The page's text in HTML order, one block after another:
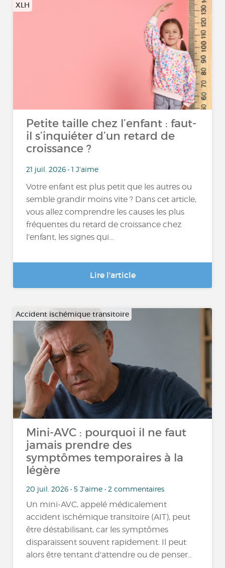
XLH
Petite taille chez l’enfant : faut-
il s’inquiéter d’un retard de
croissance ?
21 juil. 2026 • 1 J'aime
Votre enfant est plus petit que les autres ou
semble grandir moins vite ? Dans cet article,
vous allez comprendre les causes les plus
fréquentes du retard de croissance chez
l’enfant, les signes qui...
Lire l'article
Accident ischémique transitoire
Mini-AVC : pourquoi il ne faut
jamais prendre des
symptômes temporaires à la
légère
20 juil. 2026 • 5 J'aime • 2 commentaires
Un mini-AVC, appelé médicalement
accident ischémique transitoire (AIT), peut
être déstabilisant, car les symptômes
disparaissent souvent rapidement. Il peut
alors être tentant d'attendre ou de penser...